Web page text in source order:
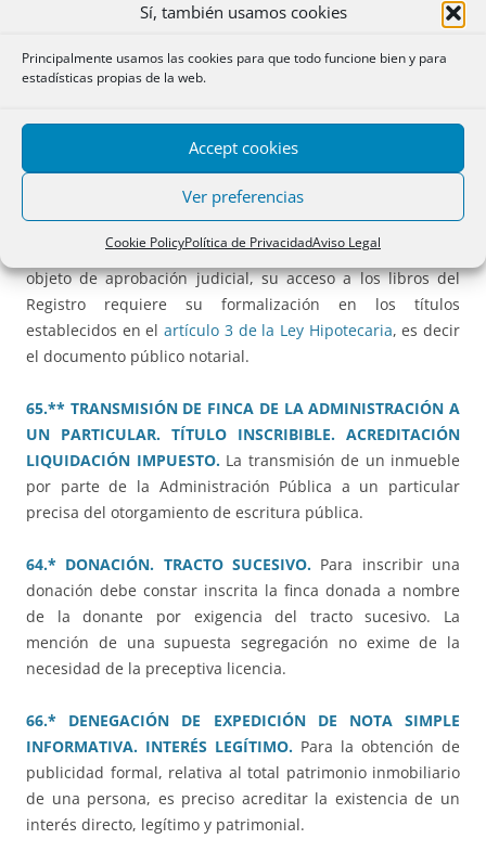
Sí, también usamos cookies
Principalmente usamos las cookies para que todo funcione bien y para
estadísticas propias de la web.
Accept cookies
Ver preferencias
Cookie PolicyPolítica de PrivacidadAviso Legal
comienzo esté sujeto a término y comience
ADQUIRIDA EN ESTADO DE SOLTEROS.
Sólo son
inscribibles aquellos actos que, conforme al
Código Civil, constituyen el llamado contenido típico del
convenio regulador, fuera de los cuales, y sin afectar a la
validez y eficacia de los actos consignados en un
documento que no pierde el carácter de convenio privado
objeto de aprobación judicial, su acceso a los libros del
Registro requiere su formalización en los títulos
establecidos en elartículo 3 de la Ley Hipotecaria, es decir
el documento público notarial.
65.** TRANSMISIÓN DE FINCA DE LA ADMINISTRACIÓN A
UN PARTICULAR. TÍTULO INSCRIBIBLE. ACREDITACIÓN
LIQUIDACIÓN IMPUESTO.La transmisión de un inmueble
por parte de la Administración Pública a un particular
precisa del otorgamiento de escritura pública.
64.* DONACIÓN. TRACTO SUCESIVO. Para inscribir una
donación debe constar inscrita la finca donada a nombre
de la donante por exigencia del tracto sucesivo. La
mención de una supuesta segregación no exime de la
necesidad de la preceptiva licencia.
66.* DENEGACIÓN DE EXPEDICIÓN DE NOTA SIMPLE
INFORMATIVA. INTERÉS LEGÍTIMO. Para la obtención de
publicidad formal, relativa al total patrimonio inmobiliario
de una persona, es preciso acreditar la existencia de un
interés directo, legítimo y patrimonial.